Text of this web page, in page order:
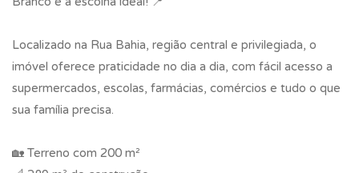
Localizado na Rua Bahia, região central e privilegiada, o
imóvel oferece praticidade no dia a dia, com fácil acesso a
supermercados, escolas, farmácias, comércios e tudo o que
sua família precisa.
🏡 Terreno com 200 m²